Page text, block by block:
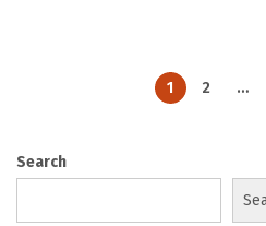
1 2 …
Search